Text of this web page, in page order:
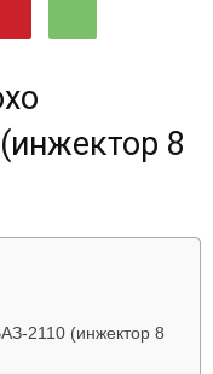
8
2110 (инжектор 8